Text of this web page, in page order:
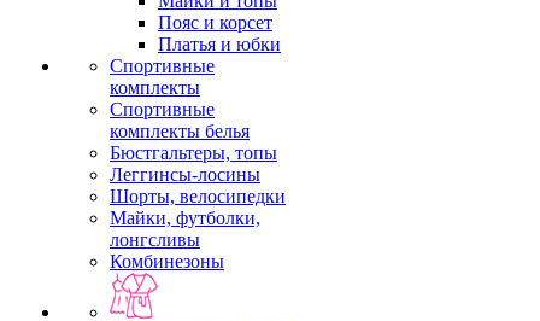
Пояс и корсет
Платья и юбки
Спортивные
комплекты
Спортивные
комплекты белья
Бюстгальтеры, топы
Леггинсы-лосины
Шорты, велосипедки
Майки, футболки,
лонгсливы
Комбинезоны